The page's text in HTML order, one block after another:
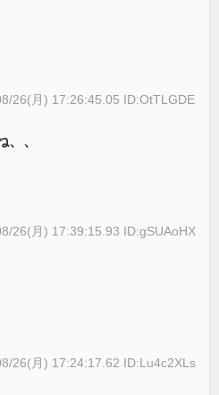
26(月) 17:26:45.05 ID:OtTLGDE
、、
26(月) 17:39:15.93 ID:gSUAoHX
26(月) 17:24:17.62 ID:Lu4c2XLs